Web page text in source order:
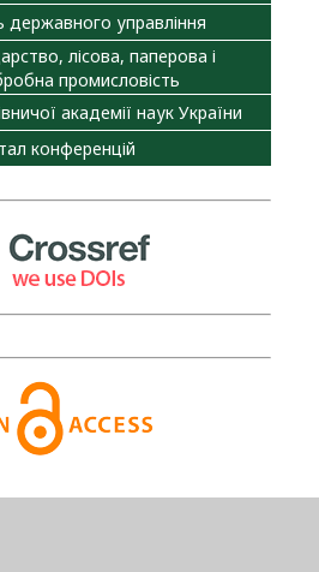
державного управління
лісова, паперова і
промисловість
академії наук України
конференцій